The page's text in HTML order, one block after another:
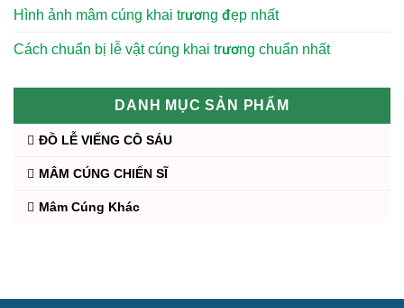
Hình ảnh mâm cúng khai trương đẹp nhất
Cách chuẩn bị lễ vật cúng khai trương chuẩn nhất
DANH MỤC SẢN PHẨM
ĐỒ LỄ VIẾNG CÔ SÁU
MÂM CÚNG CHIẾN SĨ
Mâm Cúng Khác